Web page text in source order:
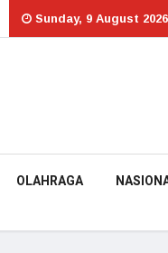
Sunday, 9 August
OLAHRAGA